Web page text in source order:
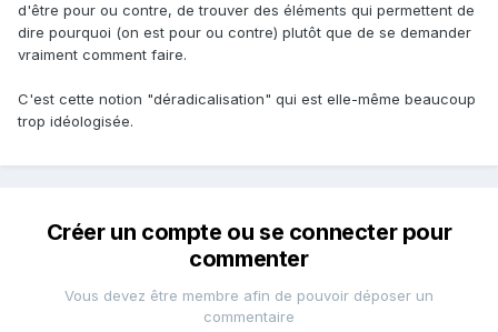
d'être pour ou contre, de trouver des éléments qui permettent de
dire pourquoi (on est pour ou contre) plutôt que de se demander
vraiment comment faire.
C'est cette notion "déradicalisation" qui est elle-même beaucoup
trop idéologisée.
Créer un compte ou se connecter pour
commenter
Vous devez être membre afin de pouvoir déposer un
commentaire